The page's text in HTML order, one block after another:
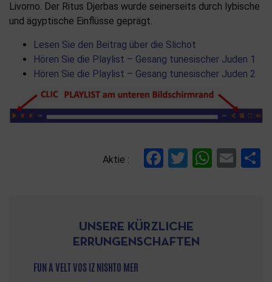
Livorno. Der Ritus Djerbas wurde seinerseits durch lybische
und ägyptische Einflüsse geprägt.
Lesen Sie den Beitrag über die Slichot
Hören Sie die Playlist – Gesang tunesischer Juden 1
Hören Sie die Playlist – Gesang tunesischer Juden 2
Aktie : Facebook
Twitter
UNSERE KÜRZLICHE
ERRUNGENSCHAFTEN
FUN A VELT VOS IZ NISHTO MER